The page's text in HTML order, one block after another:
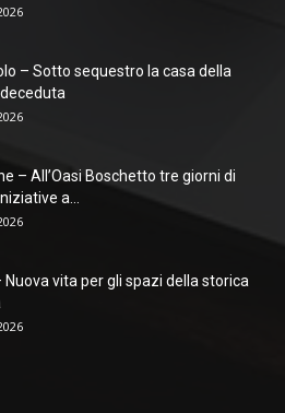
– Sotto sequestro la casa della
– All’Oasi Boschetto tre giorni di
a...
Nuova vita per gli spazi della storica